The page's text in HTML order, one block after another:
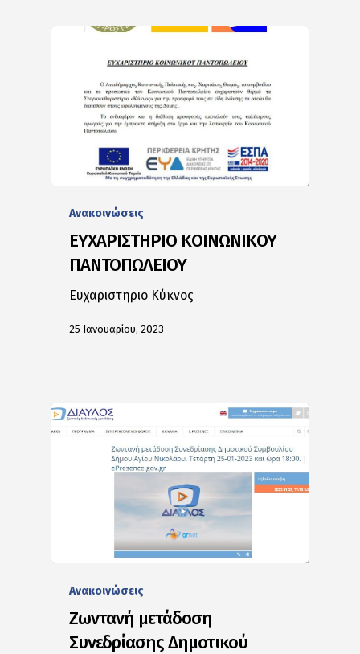
Ανακοινώσεις
ΕΥΧΑΡΙΣΤΗΡΙΟ ΚΟΙΝΩΝΙΚΟΥ
ΠΑΝΤΟΠΩΛΕΙΟΥ
Ευχαριστηριο Κύκνος
25 Ιανουαρίου, 2023
Ανακοινώσεις
Ζωντανή μετάδοση
Συνεδρίασης Δημοτικού